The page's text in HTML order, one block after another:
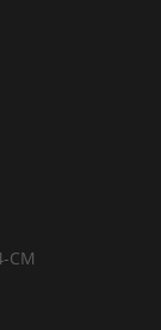
CM